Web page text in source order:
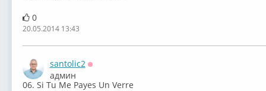
0
20.05.2014 13:43
santolic2
админ
06. Si Tu Me Payes Un Verre